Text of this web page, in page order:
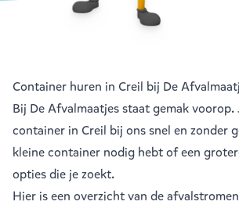
Container huren in Creil bij De
Bij De Afvalmaatjes staat gemak voorop.
container in Creil bij ons snel en zonder
kleine container nodig hebt of een
opties die je zoekt.
Hier is een overzicht van de